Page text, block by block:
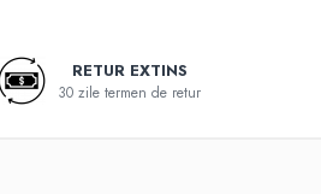
RETUR EXTINS
30 zile termen de retur